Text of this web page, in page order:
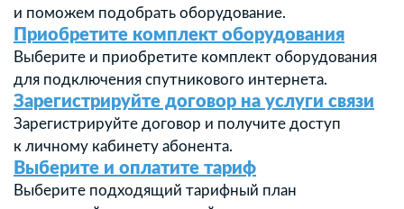
и поможем подобрать оборудование.
Приобретите комплект оборудования
Выберите и приобретите комплект оборудования
для подключения спутникового интернета.
Зарегистрируйте договор на услуги связи
Зарегистрируйте договор и получите доступ
к личному кабинету абонента.
Выберите и оплатите тариф
Выберите подходящий тарифный план